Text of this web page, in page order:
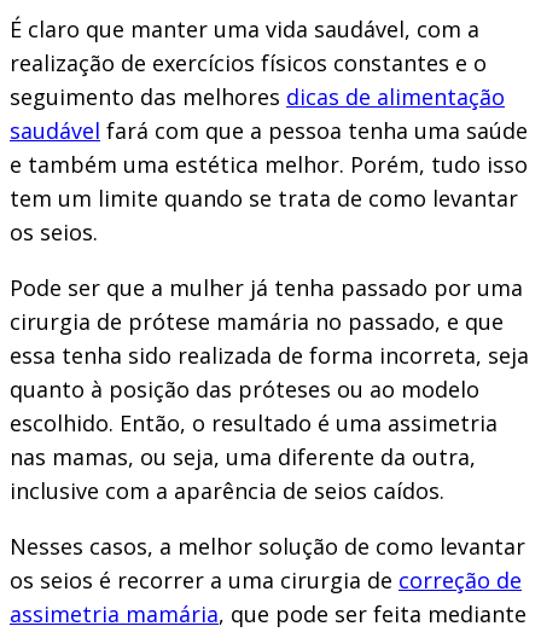
É claro que manter uma vida saudável, com a
realização de exercícios físicos constantes e o
seguimento das melhores dicas de alimentação
saudável fará com que a pessoa tenha uma saúde
e também uma estética melhor. Porém, tudo isso
tem um limite quando se trata de como levantar
os seios.
Pode ser que a mulher já tenha passado por uma
cirurgia de prótese mamária no passado, e que
essa tenha sido realizada de forma incorreta, seja
quanto à posição das próteses ou ao modelo
escolhido. Então, o resultado é uma assimetria
nas mamas, ou seja, uma diferente da outra,
inclusive com a aparência de seios caídos.
Nesses casos, a melhor solução de como levantar
os seios é recorrer a uma cirurgia de correção de
assimetria mamária, que pode ser feita mediante